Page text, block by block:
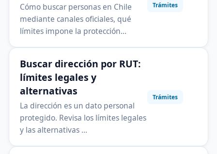
Cómo buscar personas en Chile
mediante canales oficiales, qué
límites impone la protección…
Trámites
Buscar dirección por RUT:
límites legales y
alternativas
La dirección es un dato personal
protegido. Revisa los límites legales
y las alternativas …
Trámites